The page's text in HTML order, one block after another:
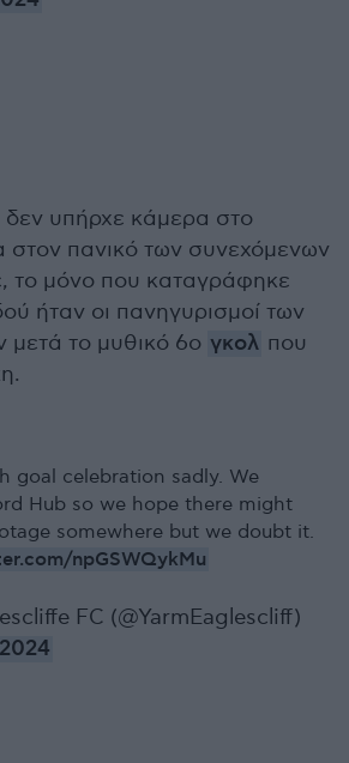
υπήρχε κάμερα στο
στον πανικό των συνεχόμενων
το μόνο που καταγράφηκε
ήταν οι πανηγυρισμοί των
μετά το μυθικό 6ο γκολ που
goal celebration sadly. We
Hub so we hope there might
somewhere but we doubt it.
npGSWQykMu
FC (@YarmEaglescliff)